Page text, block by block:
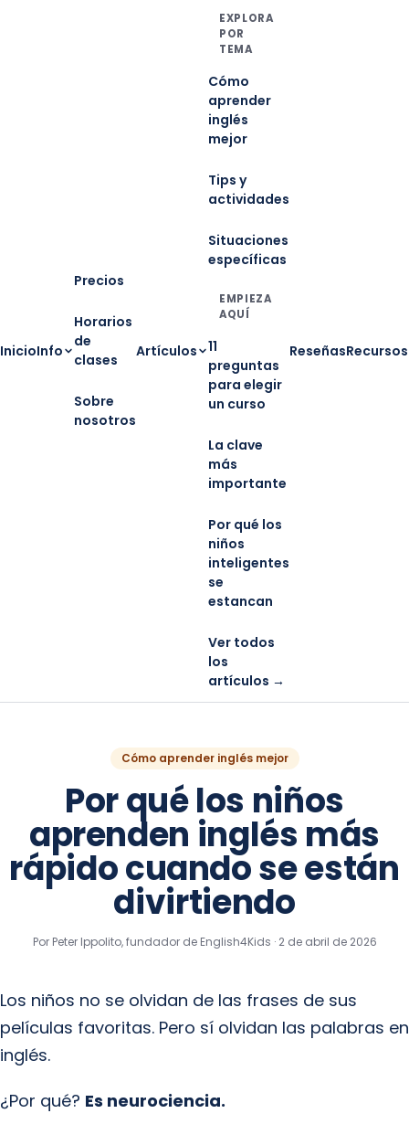
InicioInfo
Precios
Horarios
de
clases
Sobre
nosotros
Artículos
EXPLORA
POR
TEMA
Cómo
aprender
inglés
mejor
Tips y
actividades
Situaciones
específicas
EMPIEZA
AQUÍ
11
preguntas
para elegir
un curso
La clave
más
importante
Por qué los
niños
inteligentes
se
estancan
Ver todos
los
artículos →
ReseñasRecursos
Cómo aprender inglés mejor
Por qué los niños
aprenden inglés más
rápido cuando se están
divirtiendo
Por Peter Ippolito, fundador de English4Kids · 2 de abril de 2026
Los niños no se olvidan de las frases de sus
películas favoritas. Pero sí olvidan las palabras en
inglés.
¿Por qué? Es neurociencia.